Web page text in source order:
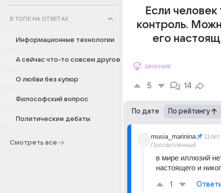
В ТОПЕ НА ОТВЕТАХ
Информационные технологии
А сейчас что-то совсем другое
О любви без купюр
Философский вопрос
Политические дебаты
Смотреть все
Если человек
контроль.
его
мнения
5 14
По дате По рейтингу
musia_marinina
Просветленный
11лет
в мире иллюзий
настоящего и
1